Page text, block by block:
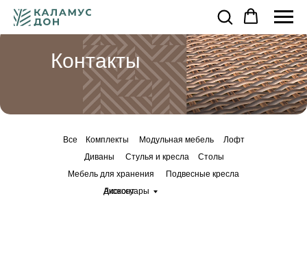
Контакты
Комплекты Модульная мебель
Лофт
Диваны
Стулья и кресла
Столы
Мебель для хранения
Подвесные кресла
Дисконт
Аксессуары
Все